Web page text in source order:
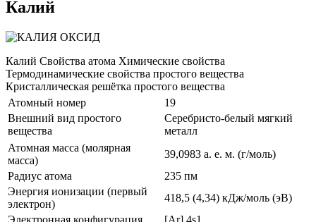
Калий
Калий Свойства атома Химические свойства
Термодинамические свойства простого вещества
Кристаллическая решётка простого вещества
Атомный номер
19
Внешний вид простого
вещества
Серебристо-белый мягкий
металл
Атомная масса (молярная
масса)
39,0983 а. е. м. (г/моль)
Радиус атома
235 пм
Энергия ионизации (первый
электрон)
418,5 (4,34) кДж/моль (эВ)
Электронная конфигурация
[Ar] 4s1